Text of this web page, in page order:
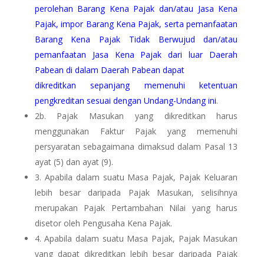
perolehan Barang Kena Pajak dan/atau Jasa Kena
Pajak, impor Barang Kena Pajak, serta pemanfaatan
Barang Kena Pajak Tidak Berwujud dan/atau
pemanfaatan Jasa Kena Pajak dari luar Daerah
Pabean di dalam Daerah Pabean dapat
dikreditkan sepanjang memenuhi ketentuan
pengkreditan sesuai dengan Undang-Undang ini.
2b. Pajak Masukan yang dikreditkan harus
menggunakan Faktur Pajak yang memenuhi
persyaratan sebagaimana dimaksud dalam Pasal 13
ayat (5) dan ayat (9).
3. Apabila dalam suatu Masa Pajak, Pajak Keluaran
lebih besar daripada Pajak Masukan, selisihnya
merupakan Pajak Pertambahan Nilai yang harus
disetor oleh Pengusaha Kena Pajak.
4.Apabila dalam suatu Masa Pajak, Pajak Masukan
yang dapat dikreditkan lebih besar daripada Pajak